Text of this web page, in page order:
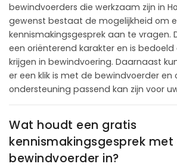
bewindvoerders die werkzaam zijn in
gewenst bestaat de mogelijkheid om
kennismakingsgesprek aan te vragen.
een oriënterend karakter en is
krijgen in bewindvoering. Daarnaast
er een klik is met de bewindvoerder en
ondersteuning passend kan zijn voor
Wat houdt een gratis
kennismakingsgesprek met
bewindvoerder in?